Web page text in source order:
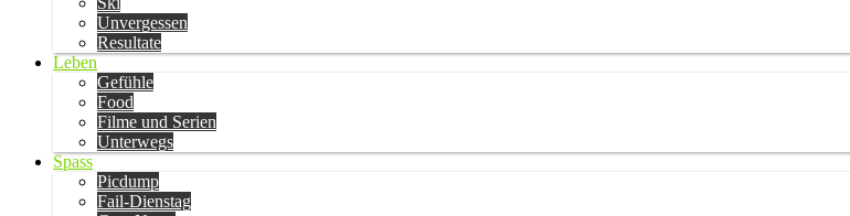
Unvergessen
Resultate
Leben
Gefühle
Food
Filme und Serien
Unterwegs
Spass
Picdump
Fail-Dienstag